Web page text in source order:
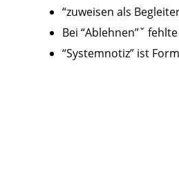
“zuweisen als
Bei “Ablehnen”ˇ
“Systemnotiz” ist